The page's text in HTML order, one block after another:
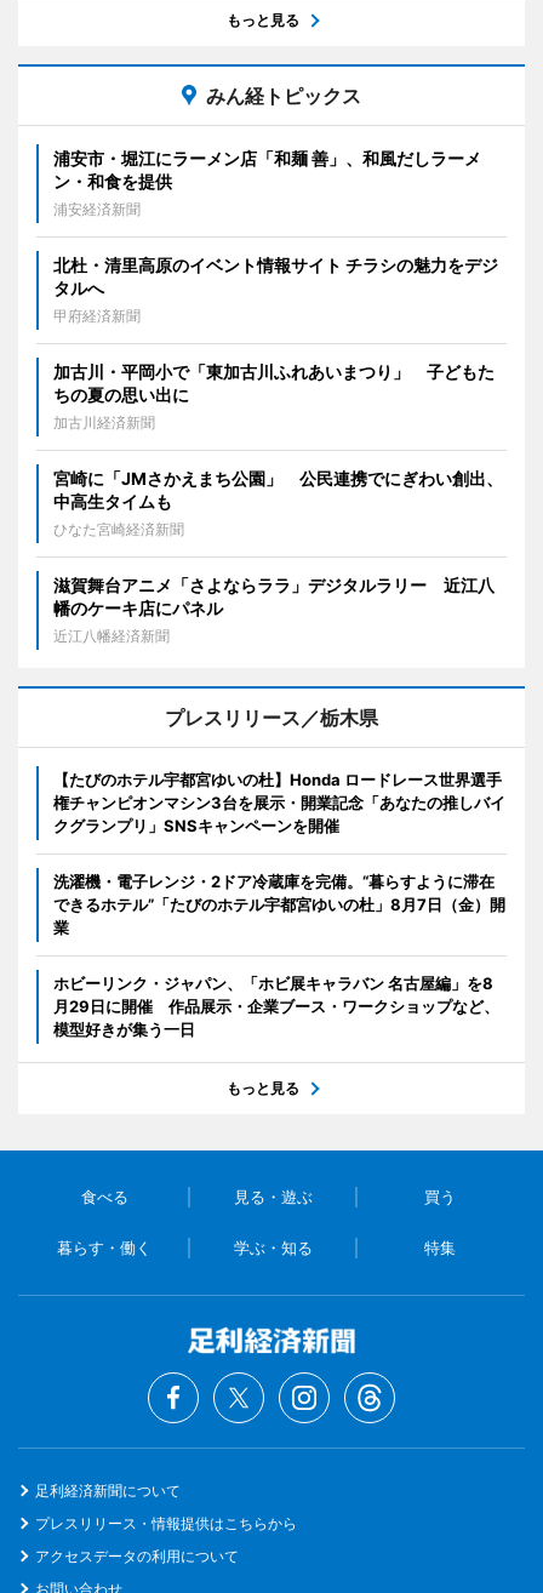
もっと見る
みん経トピックス
浦安市・堀江にラーメン店「和麺 善」、和風だしラーメ
ン・和食を提供
浦安経済新聞
北杜・清里高原のイベント情報サイト チラシの魅力をデジ
タルへ
甲府経済新聞
加古川・平岡小で「東加古川ふれあいまつり」 子どもた
ちの夏の思い出に
加古川経済新聞
宮崎に「JMさかえまち公園」 公民連携でにぎわい創出、
中高生タイムも
ひなた宮崎経済新聞
滋賀舞台アニメ「さよならララ」デジタルラリー 近江八
幡のケーキ店にパネル
近江八幡経済新聞
プレスリリース／栃木県
【たびのホテル宇都宮ゆいの杜】Honda ロードレース世界選手
権チャンピオンマシン3台を展示・開業記念「あなたの推しバイ
クグランプリ」SNSキャンペーンを開催
洗濯機・電子レンジ・2ドア冷蔵庫を完備。“暮らすように滞在
できるホテル”「たびのホテル宇都宮ゆいの杜」8月7日（金）開
業
ホビーリンク・ジャパン、「ホビ展キャラバン 名古屋編」を8
月29日に開催 作品展示・企業ブース・ワークショップなど、
模型好きが集う一日
もっと見る
食べる 見る・遊ぶ 買う
暮らす・働く 学ぶ・知る 特集
足利経済新聞について
プレスリリース・情報提供はこちらから
アクセスデータの利用について
お問い合わせ